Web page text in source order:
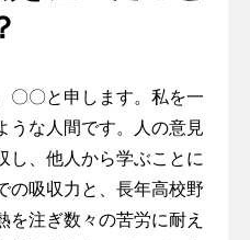
〇〇と申します。私を一
うな人間です。人の意見
し、他人から学ぶことに
の吸収力と、長年高校野
を注ぎ数々の苦労に耐え